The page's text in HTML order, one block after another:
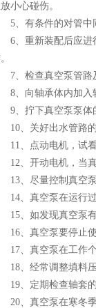
小心碰伤。
、有条件的对管中
、重新装配后应进行
、检查真空泵管路及
、向轴承体内加入轴
、拧下真空泵泵体
、关好出水管路的
、点动电机，试看
、开动电机，当真
、尽量控制真空泵
、真空泵在运行过
、如发现真空泵有
、真空泵要停止使
、真空泵在工作个
、经常调整填料压
、定期检查轴套的
、真空泵在寒冬季